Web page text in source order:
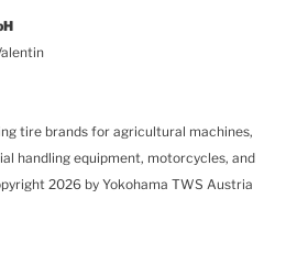
tire brands for agricultural machines,
handling equipment, motorcycles, and
2026 by Yokohama TWS Austria